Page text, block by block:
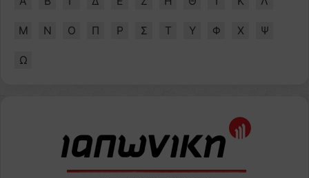
Μ Ν Ο Π Ρ Σ Τ Υ Φ Χ Ψ
Ω